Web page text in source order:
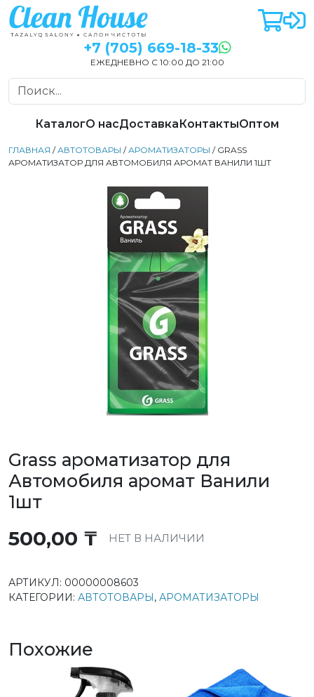
+7 (705) 669-18-33
ЕЖЕДНЕВНО С 10:00 ДО 21:00
КаталогО насДоставкаКонтактыОптом
ГЛАВНАЯ /АВТОТОВАРЫ /АРОМАТИЗАТОРЫ / GRASS
АРОМАТИЗАТОР ДЛЯ АВТОМОБИЛЯ АРОМАТ ВАНИЛИ 1ШТ
Grass ароматизатор для
Автомобиля аромат Ванили
1шт
500,00 ₸ НЕТ В НАЛИЧИИ
АРТИКУЛ: 00000008603
КАТЕГОРИИ: АВТОТОВАРЫ, АРОМАТИЗАТОРЫ
Похожие